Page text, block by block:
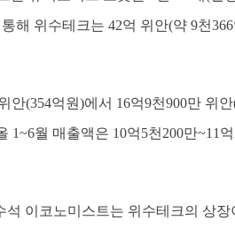
해 위수테크는 42억 위안(약 9천
안(354억원)에서 16억9천900만 위
월 매출액은 10억5천200만~11
이코노미스트는 위수테크의 상